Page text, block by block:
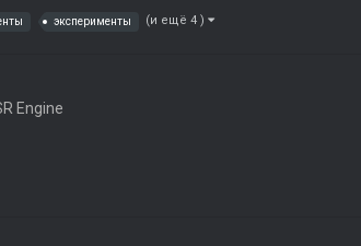
эксперименты (и ещё 4 )
Engine